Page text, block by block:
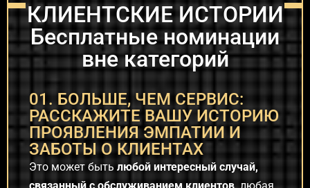
КЛИЕНТСКИЕ ИСТОРИИ
Бесплатные номинации
вне категорий
01. БОЛЬШЕ, ЧЕМ СЕРВИС:
РАССКАЖИТЕ ВАШУ ИСТОРИЮ
ПРОЯВЛЕНИЯ ЭМПАТИИ И
ЗАБОТЫ О КЛИЕНТАХ
Это может быть любой интересный случай,
связанный с обслуживанием клиентов, любая